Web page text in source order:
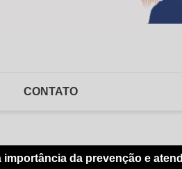
CONTATO
importância da prevenção e